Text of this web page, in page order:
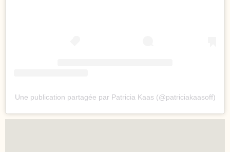
Une publication partagée par Patricia Kaas (@patriciakaasoff)